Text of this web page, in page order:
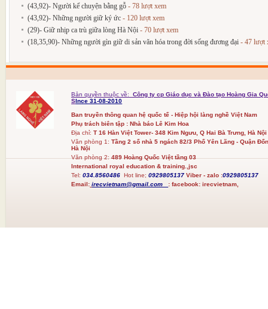
(43,92)- Người kể chuyện bằng gỗ - 78 lượt xem
(43,92)- Những người giữ ký ức - 120 lượt xem
(29)- Giữ nhịp ca trù giữa lòng Hà Nội - 70 lượt xem
(18,35,90)- Những người gìn giữ di sản văn hóa trong đời sống đương đại - 47 lượt
Bản quyền thuộc về:
Công ty cp Giáo dục và Đào tạo Hoàng Gia
SInce 31-08-2010
Ban truyền thông quan hệ quốc tế - Hiệp hội làng nghề Việt Nam
Phụ trách biên tập : Nhà báo Lê Kim Hoa
Địa chỉ: T 16 Hàn Việt Tower- 348 Kim Ngưu, Q Hai Bà Trưng, Hà Nội
Văn phòng 1:Tầng 2 số nhà 5 ngách 82/3 Phố Yên Lãng - Quận
Hà Nội
Văn phòng 2:489 Hoàng Quốc Việt tầng 03
International royal education & training.,jsc
Tel:034.8560486Hot line; 0929805137 Viber - zalo :0929805137
Email: irecvietnam@gmail.com :facebook: irecvietnam,